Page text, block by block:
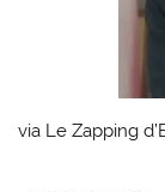
via Le Zapping